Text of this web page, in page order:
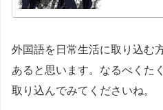
外国語を日常生活に取り込む
あると思います。なるべくた
取り込んでみてくださいね。